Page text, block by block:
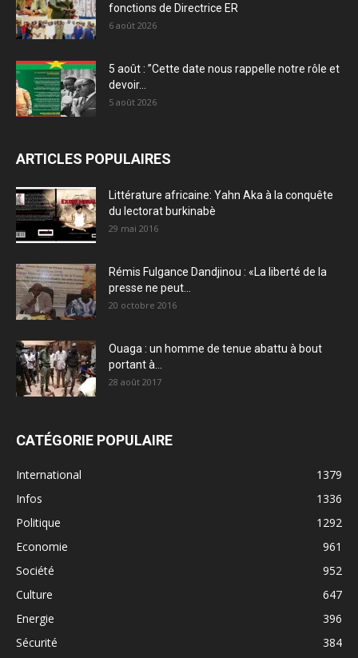
fonctions de Directrice ER
6 août 2026
5 août : ”Cette date nous rappelle notre rôle et
devoir...
5 août 2026
ARTICLES POPULAIRES
Littérature africaine: Yahn Aka à la conquête
du lectorat burkinabè
29 mai 2016
Rémis Fulgance Dandjinou : «La liberté de la
presse ne peut...
20 octobre 2016
Ouaga : un homme de tenue abattu à bout
portant à...
28 août 2017
CATÉGORIE POPULAIRE
International
1379
Infos
1336
Politique
1292
Economie
961
Société
952
Culture
647
Energie
396
Sécurité
384